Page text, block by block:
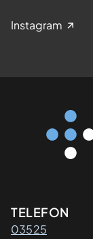
Instagram
TELEFON
03525